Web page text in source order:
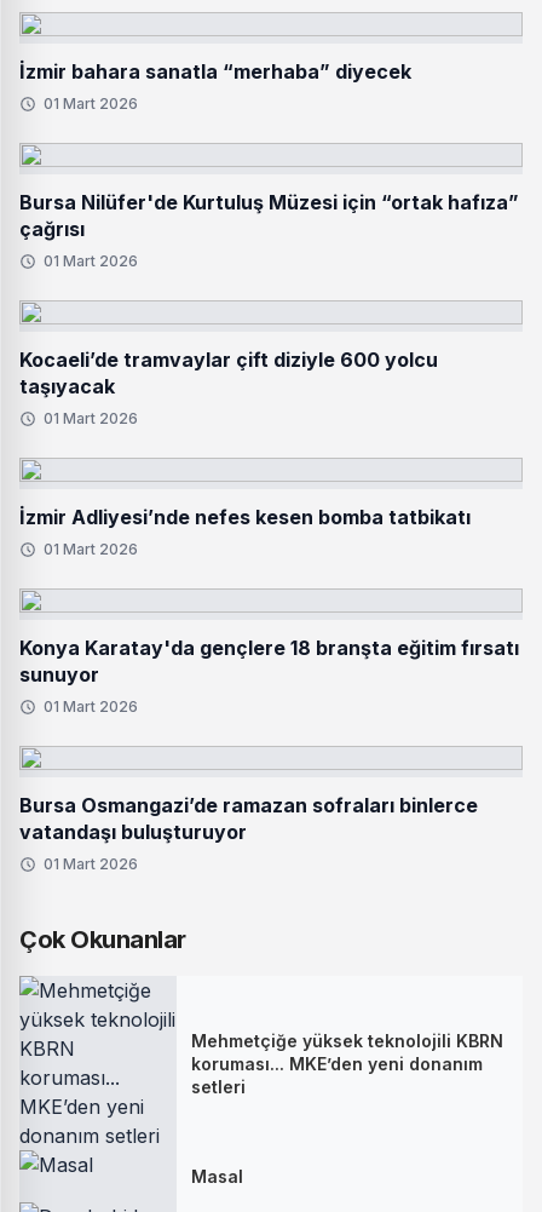
İzmir bahara sanatla “merhaba” diyecek
01 Mart 2026
Bursa Nilüfer'de Kurtuluş Müzesi için “ortak hafıza”
çağrısı
01 Mart 2026
Kocaeli’de tramvaylar çift diziyle 600 yolcu
taşıyacak
01 Mart 2026
İzmir Adliyesi’nde nefes kesen bomba tatbikatı
01 Mart 2026
Konya Karatay'da gençlere 18 branşta eğitim fırsatı
sunuyor
01 Mart 2026
Bursa Osmangazi’de ramazan sofraları binlerce
vatandaşı buluşturuyor
01 Mart 2026
Çok Okunanlar
Mehmetçiğe yüksek teknolojili KBRN
koruması... MKE’den yeni donanım
setleri
Masal